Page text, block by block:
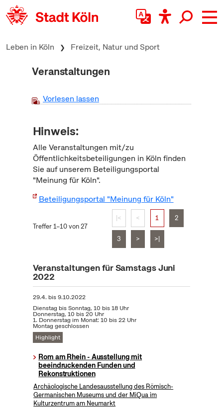
zum Inhalt springen
Leben in Köln Freizeit, Natur und Sport
Veranstaltungen
Vorlesen lassen
Hinweis:
Alle Veranstaltungen mit/zu
Öffentlichkeitsbeteiligungen in Köln finden
Sie auf unserem Beteiligungsportal
"Meinung für Köln".
Beteiligungsportal "Meinung für Köln"
Treffer 1–10 von 27
|< < 1 2
3 > >|
Veranstaltungen für Samstags Juni
2022
29.4. bis9.10.2022
Dienstag bis Sonntag, 10 bis 18 Uhr
Donnerstag, 10 bis 20 Uhr
1. Donnerstag im Monat: 10 bis 22 Uhr
Montag geschlossen
Highlight
Rom am Rhein - Ausstellung mit
beeindruckenden Funden und
Rekonstruktionen
Archäologische Landesausstellung des Römisch-
Germanischen Museums und der MiQua im
Kulturzentrum am Neumarkt